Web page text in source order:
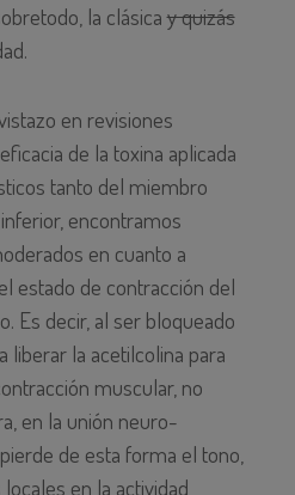
la clásicay quizás
en revisiones
de la toxina aplicada
tanto del miembro
encontramos
en cuanto a
estado de contracción del
Es decir, al ser bloqueado
liberar la acetilcolina para
muscular, no
en la unión neuro-
de esta forma el tono,
en la actividad